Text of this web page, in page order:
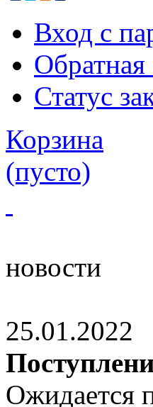
Вход с
Обратная
Статус
Корзина
(пусто)
новости
25.01.2022
Ожидается